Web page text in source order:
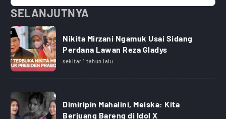
SELANJUTNYA
Nikita Mirzani Ngamuk Usai Sidang
Perdana Lawan Reza Gladys
sekitar 1 tahun lalu
Dimiripin Mahalini, Meiska: Kita
Berjuang Bareng di Idol X